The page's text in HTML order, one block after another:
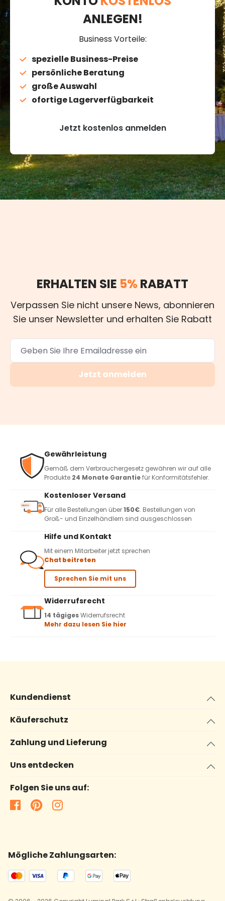
ANLEGEN!
Business Vorteile:
spezielle Business-Preise
persönliche Beratung
große Auswahl
ofortige Lagerverfügbarkeit
Jetzt kostenlos anmelden
ERHALTEN SIE 5% RABATT
Verpassen Sie nicht unsere News, abonnieren
Sie unser Newsletter und erhalten Sie Rabatt
Jetzt anmelden
Gewährleistung
Gemäß dem Verbrauchergesetz gewähren wir auf alle
Produkte 24 Monate Garantiefür Konformitätsfehler.
Kostenloser Versand
Für alle Bestellungen über150€. Bestellungen von
Groß- und Einzelhändlern sind ausgeschlossen
Hilfe und Kontakt
Mit einem Mitarbeiter jetzt sprechen
Chat beitreten
Sprechen Sie mit uns
Widerrufsrecht
14 tägigesWiderrufsrecht
Mehr dazu lesen Sie hier
Kundendienst
Käuferschutz
Zahlung und Lieferung
Uns entdecken
Folgen Sie uns auf:
Mögliche Zahlungsarten: